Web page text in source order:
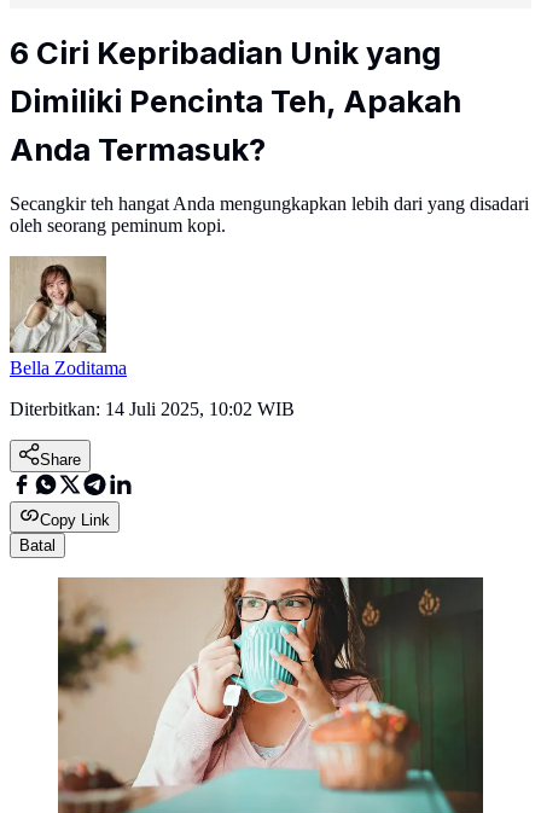
6 Ciri Kepribadian Unik yang
Dimiliki Pencinta Teh, Apakah
Anda Termasuk?
Secangkir teh hangat Anda mengungkapkan lebih dari yang disadari
oleh seorang peminum kopi.
Bella Zoditama
Diterbitkan: 14 Juli 2025, 10:02 WIB
Share
Copy Link
Batal